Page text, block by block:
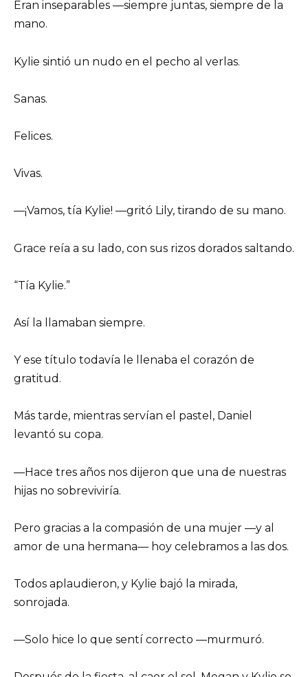
Eran inseparables —siempre juntas, siempre de la
mano.
Kylie sintió un nudo en el pecho al verlas.
Sanas.
Felices.
Vivas.
—¡Vamos, tía Kylie! —gritó Lily, tirando de su mano.
Grace reía a su lado, con sus rizos dorados saltando.
“Tía Kylie.”
Así la llamaban siempre.
Y ese título todavía le llenaba el corazón de
gratitud.
Más tarde, mientras servían el pastel, Daniel
levantó su copa.
—Hace tres años nos dijeron que una de nuestras
hijas no sobreviviría.
Pero gracias a la compasión de una mujer —y al
amor de una hermana— hoy celebramos a las dos.
Todos aplaudieron, y Kylie bajó la mirada,
sonrojada.
—Solo hice lo que sentí correcto —murmuró.